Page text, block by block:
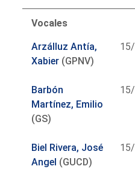
Vocales
Arzálluz Antía,
Xabier (GPNV)
Barbón
Martínez, Emilio
(GS)
Biel Rivera, José
Angel (GUCD)